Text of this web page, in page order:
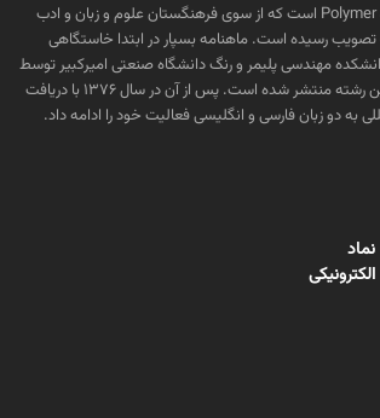
“بسپار” برابرنهاده واژه Polymer است که از سوی فرهنگستان علوم و زبان و ادب
تصویب رسیده است. ماهنامه بسپار در ابتدا خاستگاهی
مهندسی پلیمر و رنگ دانشگاه صنعتی امیرکبیر توسط
گروهی از دانشجویان این رشته منتشر شده است. پس از آن در سال ۱۳۷۶ با دریافت
به دو زبان فارسی و انگلیسی فعالیت خود را ادامه داد.
نماد
الکترونیکی